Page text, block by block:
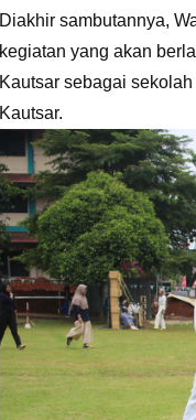
Diakhir sambutannya,
kegiatan yang akan
Kautsar sebagai
Kautsar.